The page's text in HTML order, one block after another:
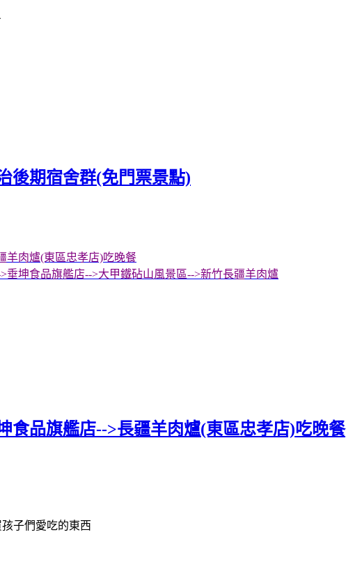
後期宿舍群(免門票景點)
羊肉爐(東區忠孝店)吃晚餐
垂坤食品旗艦店-->大甲鐵砧山風景區-->新竹長疆羊肉爐
食品旗艦店-->長疆羊肉爐(東區忠孝店)吃晚餐
子們愛吃的東西